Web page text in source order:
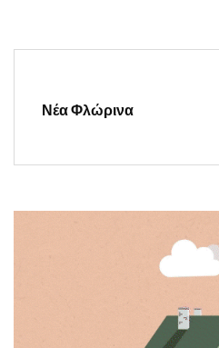
Νέα Φλώρινα